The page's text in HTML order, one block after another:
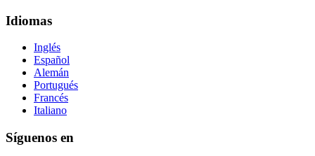
Idiomas
Inglés
Español
Alemán
Portugués
Francés
Italiano
Síguenos en